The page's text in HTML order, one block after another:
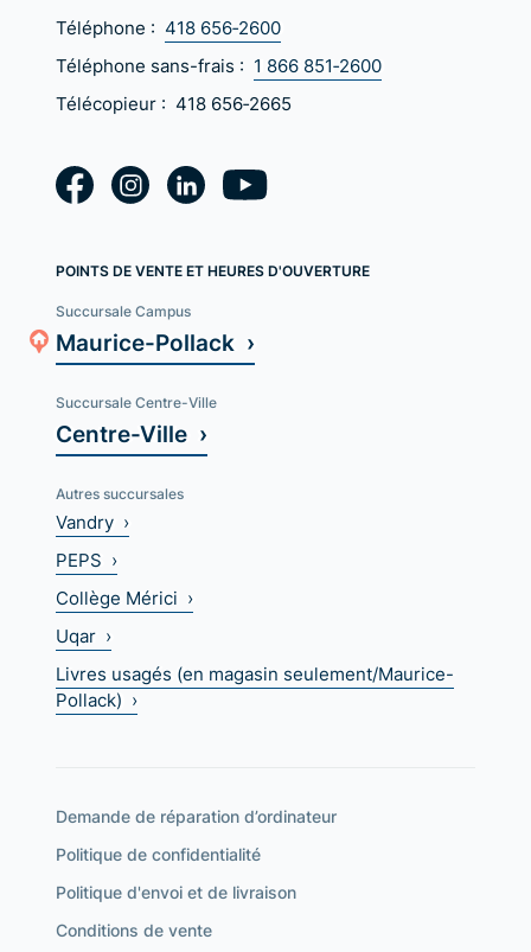
Téléphone : 418 656‑2600
Téléphone sans-frais : 1 866 851‑2600
Télécopieur : 418 656‑2665
POINTS DE VENTE ET HEURES D'OUVERTURE
Succursale Campus
Maurice-Pollack ›
Succursale Centre-Ville
Centre-Ville ›
Autres succursales
Vandry ›
PEPS ›
Collège Mérici ›
Uqar ›
Livres usagés (en magasin seulement/Maurice-
Pollack) ›
Demande de réparation d’ordinateur
Politique de confidentialité
Politique d'envoi et de livraison
Conditions de vente